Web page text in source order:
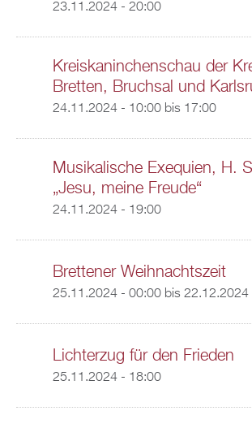
23.11.2024 - 20:00
Kreiskaninchenschau der
Bretten, Bruchsal und
24.11.2024 - 10:00bis 17:00
Musikalische Exequien, H.
„Jesu, meine Freude“
24.11.2024 - 19:00
Brettener Weihnachtszeit
25.11.2024 - 00:00bis 22.12.2024
Lichterzug für den Frieden
25.11.2024 - 18:00